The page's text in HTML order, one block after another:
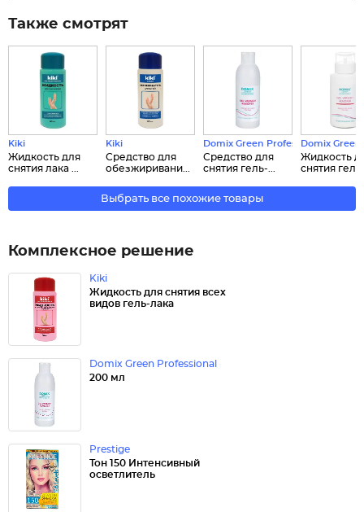
Также смотрят
Kiki
Жидкость для
снятия лака ...
Kiki
Средство для
обезжиривани...
Domix Green Professional
Средство для
снятия гель-...
Domix
Жидкость
снятия
Выбрать все похожие товары
Комплексное решение
Kiki
Жидкость для снятия всех
видов гель-лака
Domix Green Professional
200 мл
Prestige
Тон 150 Интенсивный
осветлитель